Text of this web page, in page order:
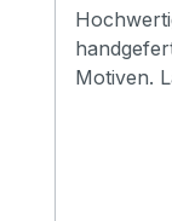
Motiven. Länge 850-1500 mm (verstellbar)